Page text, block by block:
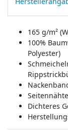
165 g/m²
100%
Polyester)
Dichteres